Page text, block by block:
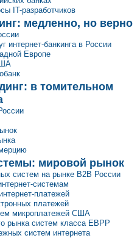
IT-разработчиков
медленно, но верно
интернет-банкинга в России
Европе
в томительном
мировой рынок
систем на рынке B2B России
системам
платежей
платежей
микроплатежей США
рынка систем класса EBPP
систем интернета